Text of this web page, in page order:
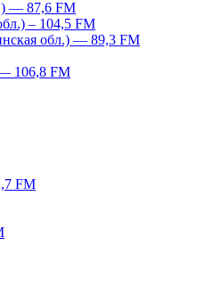
— 87,6 FM
– 104,5 FM
обл.) — 89,3 FM
106,8 FM
FM